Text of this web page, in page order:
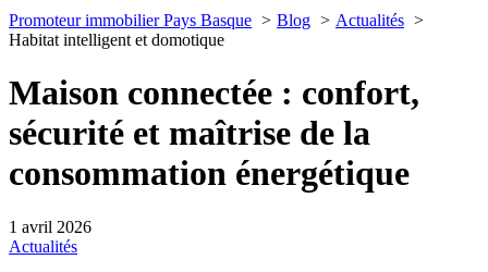
Promoteur immobilier Pays Basque Blog
Actualités
Habitat intelligent et domotique
Maison connectée : confort,
sécurité et maîtrise de la
consommation énergétique
1 avril 2026
Actualités